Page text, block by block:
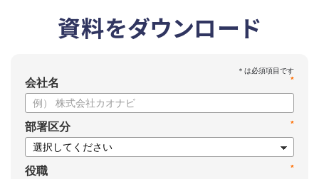
資料をダウンロード
*
会社名
*
部署区分
*
役職